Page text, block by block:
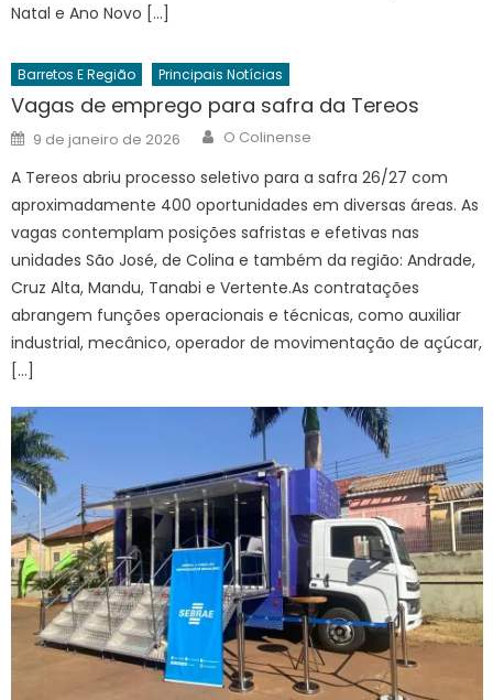
Natal e Ano Novo […]
Barretos E Região Principais Notícias
Vagas de emprego para safra da Tereos
Posted
on
9 de janeiro de 2026 Author
O Colinense
A Tereos abriu processo seletivo para a safra 26/27 com
aproximadamente 400 oportunidades em diversas áreas. As
vagas contemplam posições safristas e efetivas nas
unidades São José, de Colina e também da região: Andrade,
Cruz Alta, Mandu, Tanabi e Vertente.As contratações
abrangem funções operacionais e técnicas, como auxiliar
industrial, mecânico, operador de movimentação de açúcar,
[…]